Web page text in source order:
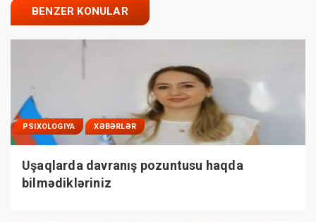
BENZER KONULAR
PSIXOLOGIYA XƏBƏRLƏR
Uşaqlarda davranış pozuntusu haqda
bilmədikləriniz